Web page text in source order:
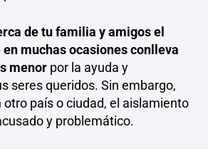
de tu familia y amigos el
muchas ocasiones conlleva
menorpor la ayuda y
seres queridos. Sin embargo,
país o ciudad, el aislamiento
y problemático.